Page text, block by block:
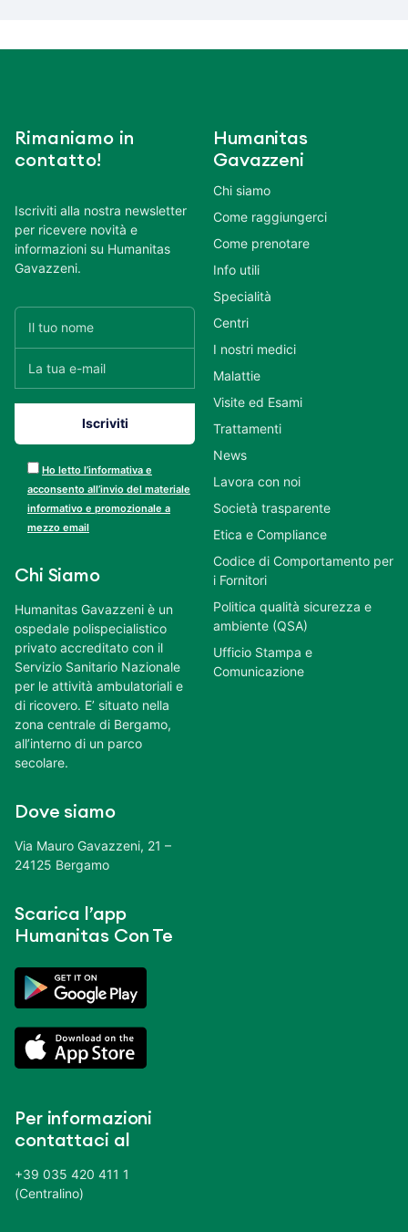
Rimaniamo in
contatto!
Iscriviti alla nostra newsletter
per ricevere novità e
informazioni su Humanitas
Gavazzeni.
Ho letto l’informativa e
acconsento all’invio del materiale
informativo e promozionale a
mezzo email
Chi Siamo
Humanitas Gavazzeni è un
ospedale polispecialistico
privato accreditato con il
Servizio Sanitario Nazionale
per le attività ambulatoriali e
di ricovero. E’ situato nella
zona centrale di Bergamo,
all’interno di un parco
secolare.
Dove siamo
Via Mauro Gavazzeni, 21 –
24125 Bergamo
Scarica l’app
Humanitas Con Te
Per informazioni
contattaci al
+39 035 420 411 1
(Centralino)
Humanitas
Gavazzeni
Chi siamo
Come raggiungerci
Come prenotare
Info utili
Specialità
Centri
I nostri medici
Malattie
Visite ed Esami
Trattamenti
News
Lavora con noi
Società trasparente
Etica e Compliance
Codice di Comportamento per
i Fornitori
Politica qualità sicurezza e
ambiente (QSA)
Ufficio Stampa e
Comunicazione